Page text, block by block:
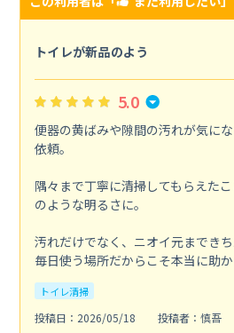
トイレが新品のよう
5.0
便器の黄ばみや隙間の汚れが気に
依頼。
隅々まで丁寧に清掃してもらえた
のような明るさに。
汚れだけでなく、ニオイ元まできち
毎日使う場所だからこそ本当に助か
トイレ清掃
投稿日：2026/05/18
投稿者：慎吾